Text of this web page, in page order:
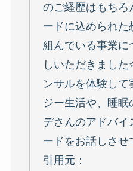
のご経歴はもちろ
ードに込められた
組んでいる事業に
しいただきました
ンサルを体験し
ジー生活や、睡眠
デさんのアドバイ
ードをお話しさせ
引用元：